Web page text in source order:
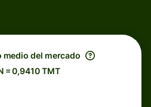
medio del mercado
= 0,9410 TMT